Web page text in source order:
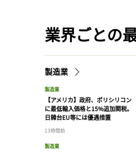
業界ごとの
製造業
製造業
【アメリカ】政府、ポリシリコン
に最低輸入価格と15%追加関税。
日韓台EU等には優遇措置
13時間前
製造業